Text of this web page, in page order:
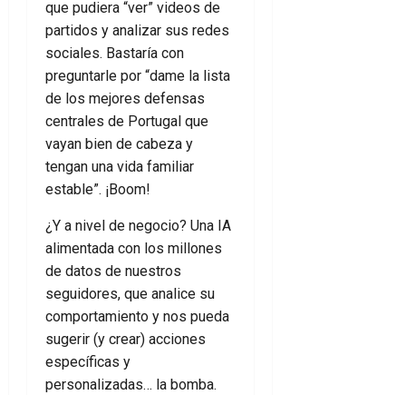
que pudiera “ver” videos de
partidos y analizar sus redes
sociales. Bastaría con
preguntarle por “dame la lista
de los mejores defensas
centrales de Portugal que
vayan bien de cabeza y
tengan una vida familiar
estable”. ¡Boom!
¿Y a nivel de negocio? Una IA
alimentada con los millones
de datos de nuestros
seguidores, que analice su
comportamiento y nos pueda
sugerir (y crear) acciones
específicas y
personalizadas… la bomba.